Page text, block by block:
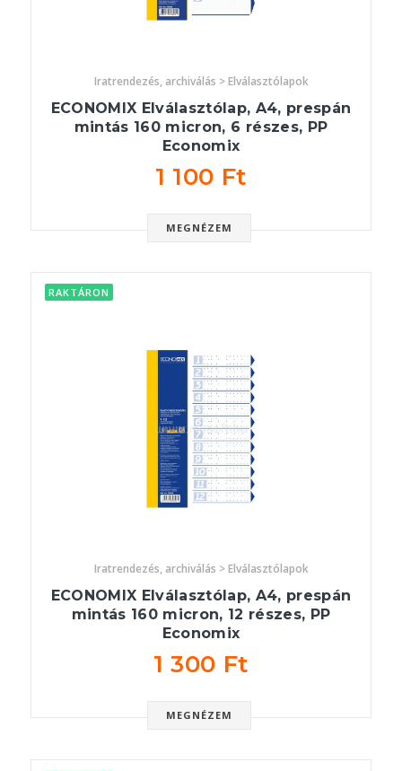
Iratrendezés, archiválás > Elválasztólapok
ECONOMIX Elválasztólap, A4, prespán
mintás 160 micron, 6 részes, PP
Economix
1 100 Ft
MEGNÉZEM
RAKTÁRON
Iratrendezés, archiválás > Elválasztólapok
ECONOMIX Elválasztólap, A4, prespán
mintás 160 micron, 12 részes, PP
Economix
1 300 Ft
MEGNÉZEM